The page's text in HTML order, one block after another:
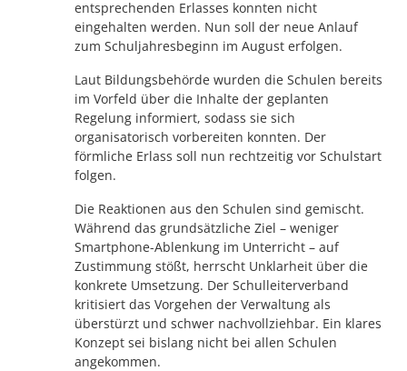
entsprechenden Erlasses konnten nicht
eingehalten werden. Nun soll der neue Anlauf
zum Schuljahresbeginn im August erfolgen.
Laut Bildungsbehörde wurden die Schulen bereits
im Vorfeld über die Inhalte der geplanten
Regelung informiert, sodass sie sich
organisatorisch vorbereiten konnten. Der
förmliche Erlass soll nun rechtzeitig vor Schulstart
folgen.
Die Reaktionen aus den Schulen sind gemischt.
Während das grundsätzliche Ziel – weniger
Smartphone-Ablenkung im Unterricht – auf
Zustimmung stößt, herrscht Unklarheit über die
konkrete Umsetzung. Der Schulleiterverband
kritisiert das Vorgehen der Verwaltung als
überstürzt und schwer nachvollziehbar. Ein klares
Konzept sei bislang nicht bei allen Schulen
angekommen.